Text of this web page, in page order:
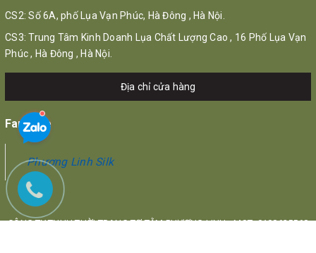
CS2: Số 6A, phố Lụa Vạn Phúc, Hà Đông , Hà Nội.
CS3: Trung Tâm Kinh Doanh Lụa Chất Lượng Cao , 16 Phố Lụa Vạn
Phúc , Hà Đông , Hà Nội.
Địa chỉ cửa hàng
CÔNG TY TNHH THỜI TRANG TƠ TẰM PHƯƠNG LINH - MST: 0108625568
Fanpage
Phương Linh Silk